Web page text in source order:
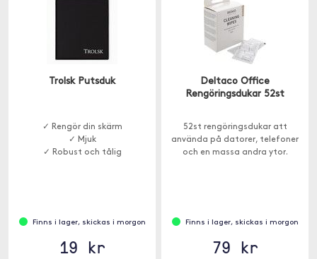
Trolsk Putsduk
✓ Rengör din skärm
✓ Mjuk
✓ Robust och tålig
Finns i lager, skickas i morgon
19 kr
Deltaco Office
Rengöringsdukar 52st
52st rengöringsdukar att
använda på datorer, telefoner
och en massa andra ytor.
Finns i lager, skickas i morgon
79 kr